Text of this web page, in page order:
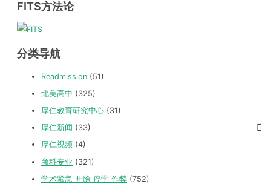
FITS方法论
分类导航
Readmission (51)
北美高中 (325)
厚仁教育研究中心 (31)
厚仁新闻 (33)
厚仁视频 (4)
商科专业 (321)
学术紧急 开除 停学 作弊 (752)